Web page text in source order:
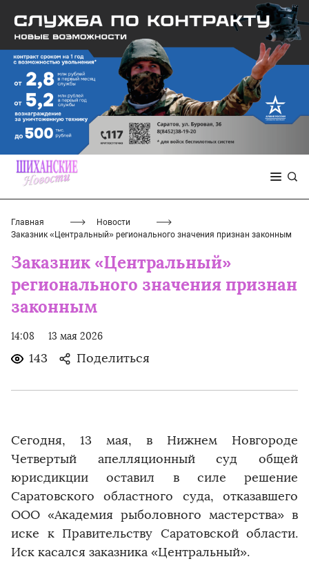
Главная
Новости
Заказник «Центральный» регионального значения признан законным
Заказник «Центральный»
регионального значения признан
законным
14:08 13 мая 2026
143 Поделиться
Сегодня, 13 мая, в Нижнем Новгороде
Четвертый апелляционный суд общей
юрисдикции оставил в силе решение
Саратовского областного суда, отказавшего
ООО «Академия рыболовного мастерства» в
иске к Правительству Саратовской области.
Иск касался заказника «Центральный».